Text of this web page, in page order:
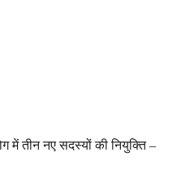
में तीन नए सदस्यों की नियुक्ति –